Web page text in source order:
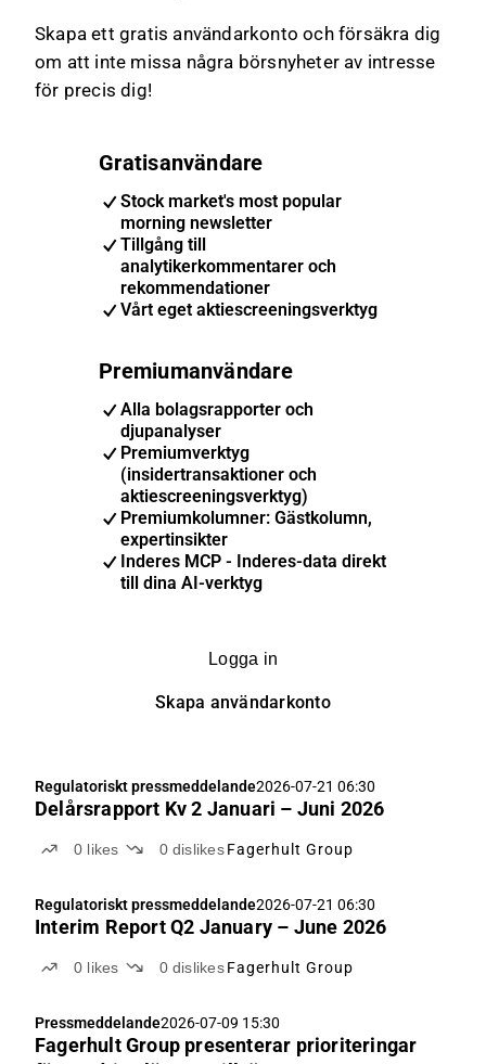
Skapa ett gratis användarkonto och försäkra dig
om att inte missa några börsnyheter av intresse
för precis dig!
Gratisanvändare
Stock market's most popular
morning newsletter
Tillgång till
analytikerkommentarer och
rekommendationer
Vårt eget aktiescreeningsverktyg
Premiumanvändare
Alla bolagsrapporter och
djupanalyser
Premiumverktyg
(insidertransaktioner och
aktiescreeningsverktyg)
Premiumkolumner: Gästkolumn,
expertinsikter
Inderes MCP - Inderes-data direkt
till dina AI-verktyg
Logga in
Skapa användarkonto
Regulatoriskt pressmeddelande2026-07-21 06:30
Delårsrapport Kv 2 Januari – Juni 2026
0 likes 0 dislikes Fagerhult Group
Regulatoriskt pressmeddelande2026-07-21 06:30
Interim Report Q2 January – June 2026
0 likes 0 dislikes Fagerhult Group
Pressmeddelande2026-07-09 15:30
Fagerhult Group presenterar prioriteringar